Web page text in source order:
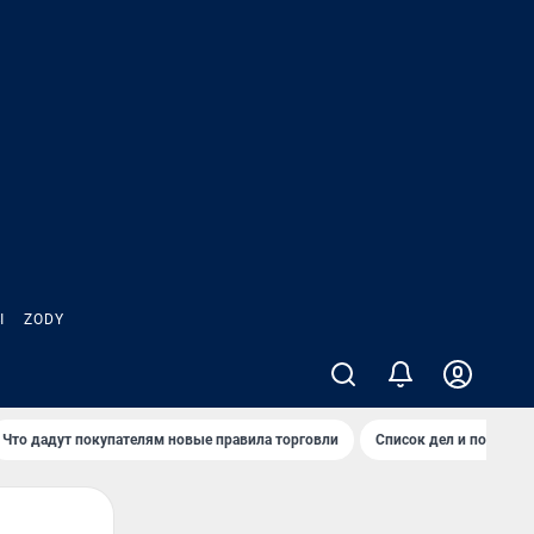
ZODY
Что дадут покупателям новые правила торговли Список дел и покупок